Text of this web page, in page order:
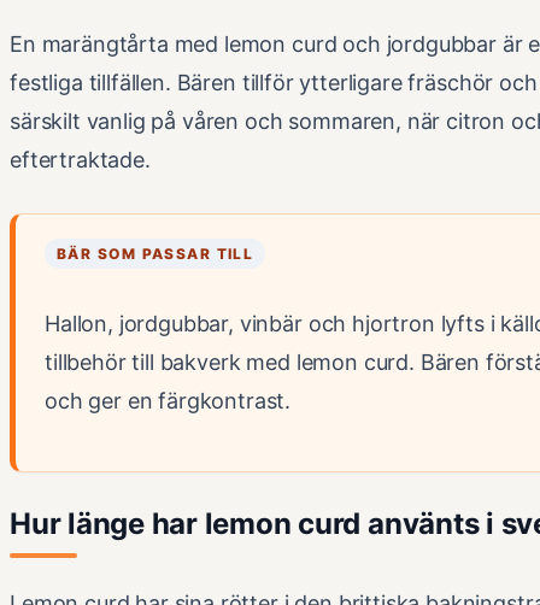
En marängtårta med lemon curd och jordgubbar är
festliga tillfällen. Bären tillför ytterligare fräschör
särskilt vanlig på våren och sommaren, när citron
eftertraktade.
BÄR SOM PASSAR TILL
Hallon, jordgubbar, vinbär och hjortron lyfts i
tillbehör till bakverk med lemon curd. Bären
och ger en färgkontrast.
Hur länge har lemon curd använts i